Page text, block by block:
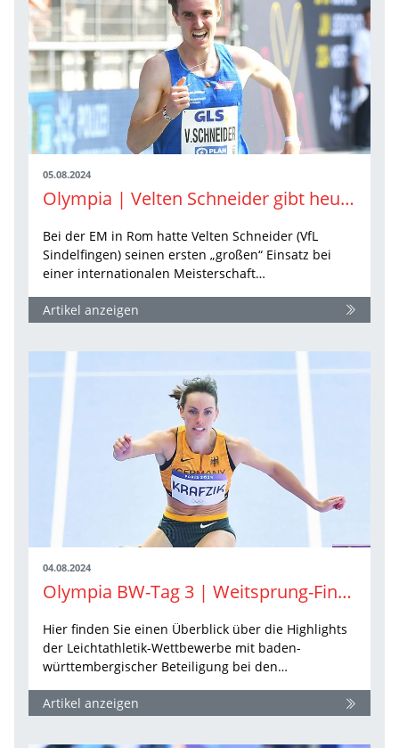
05.08.2024
Olympia | Velten Schneider gibt heute sein Olympia-Debüt
Bei der EM in Rom hatte Velten Schneider (VfL
Sindelfingen) seinen ersten „großen“ Einsatz bei
einer internationalen Meisterschaft…
Artikel anzeigen
04.08.2024
Olympia BW-Tag 3 | Weitsprung-Finale ruft und noch Hoffnung über 400 Meter Hürden
Hier finden Sie einen Überblick über die Highlights
der Leichtathletik-Wettbewerbe mit baden-
württembergischer Beteiligung bei den…
Artikel anzeigen